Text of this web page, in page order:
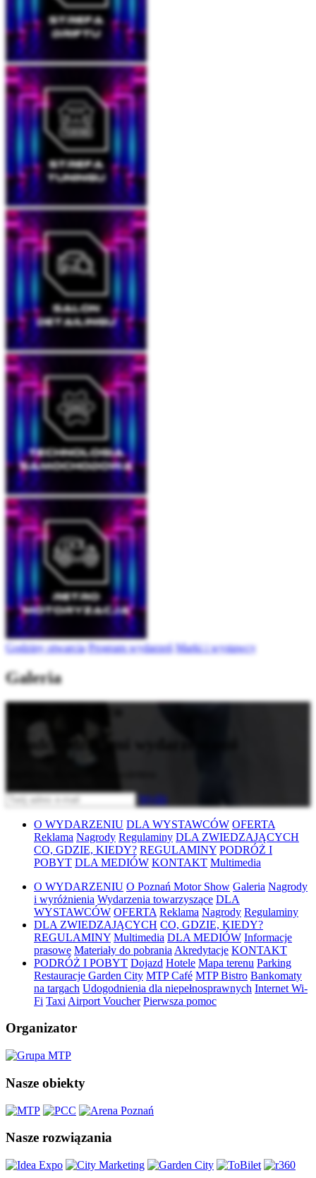
Godziny otwarcia Program wydarzeń Marki i wystawcy
Galeria
Bądź na bieżąco
z nadchodzącymi wydarzeniami
Wyślij
O WYDARZENIU DLA WYSTAWCÓW OFERTA
Reklama Nagrody Regulaminy DLA ZWIEDZAJĄCYCH
CO, GDZIE, KIEDY? REGULAMINY PODRÓŻ I
POBYT DLA MEDIÓW KONTAKT Multimedia
O WYDARZENIU O Poznań Motor Show Galeria Nagrody
i wyróżnienia Wydarzenia towarzyszące DLA
WYSTAWCÓW OFERTA Reklama Nagrody Regulaminy
DLA ZWIEDZAJĄCYCH CO, GDZIE, KIEDY?
REGULAMINY Multimedia DLA MEDIÓW Informacje
prasowe Materiały do pobrania Akredytacje KONTAKT
PODRÓŻ I POBYT Dojazd Hotele Mapa terenu Parking
Restauracje Garden City MTP Café MTP Bistro Bankomaty
na targach Udogodnienia dla niepełnosprawnych Internet Wi-
Fi Taxi Airport Voucher Pierwsza pomoc
Organizator
Nasze obiekty
Nasze rozwiązania